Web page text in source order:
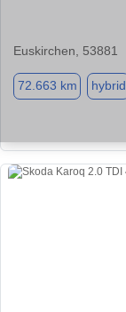
Euskirchen, 53881
72.663 km hybrid